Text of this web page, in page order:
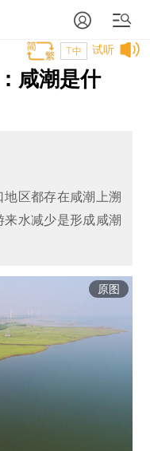
试听
T中
咸潮是什
区都存在咸潮上溯
水减少是形成咸潮
原图